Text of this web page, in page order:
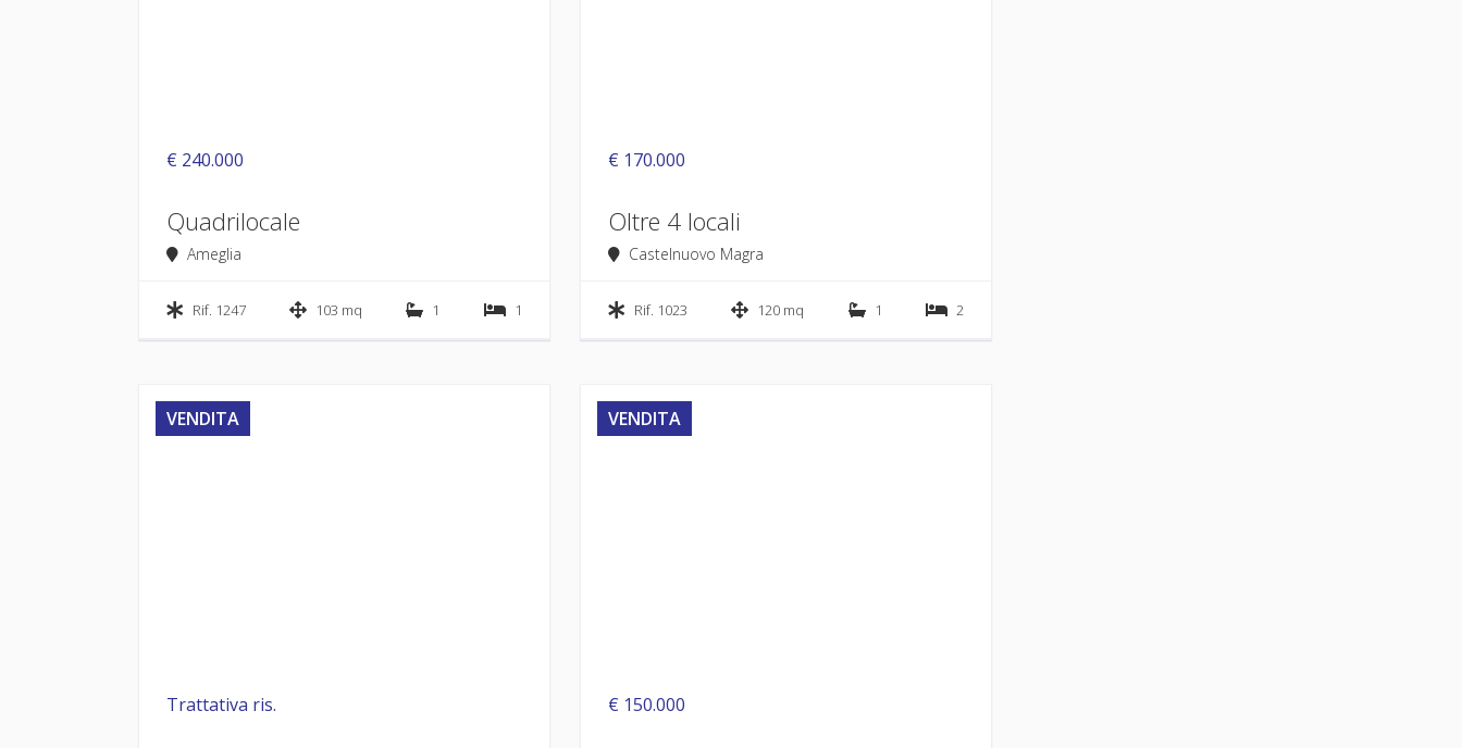
€ 240.000
Quadrilocale
Ameglia
Rif. 1247 103 mq 1 1
€ 170.000
Oltre 4 locali
Castelnuovo Magra
Rif. 1023 120 mq 1 2
VENDITA
Trattativa ris.
VENDITA
€ 150.000